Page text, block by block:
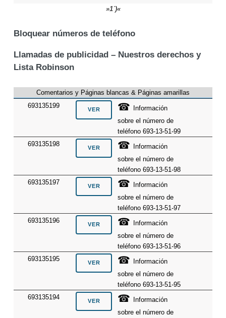
»1´)«
Bloquear números de teléfono
Llamadas de publicidad – Nuestros derechos y
Lista Robinson
Comentarios y Páginas blancas & Páginas amarillas
693135199
☎
Información
sobre el número de
teléfono 693-13-51-99
693135198
☎
Información
sobre el número de
teléfono 693-13-51-98
693135197
☎
Información
sobre el número de
teléfono 693-13-51-97
693135196
☎
Información
sobre el número de
teléfono 693-13-51-96
693135195
☎
Información
sobre el número de
teléfono 693-13-51-95
693135194
☎
Información
sobre el número de